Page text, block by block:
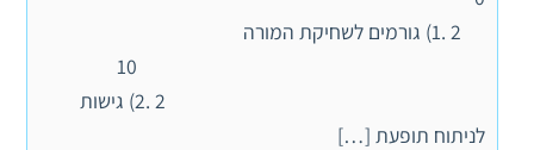
2 .1) גורמים לשחיקת המורה
2 .2) גישות
לניתוח תופעת […]